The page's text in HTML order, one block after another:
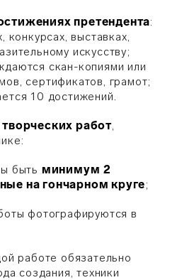
претендента:
конкурсах, выставках,
искусству;
скан-копиями или
сертификатов, грамот;
10 достижений.
работ,
быть минимум 2
на гончарном круге;
фотографируются в
работе обязательно
создания, техники